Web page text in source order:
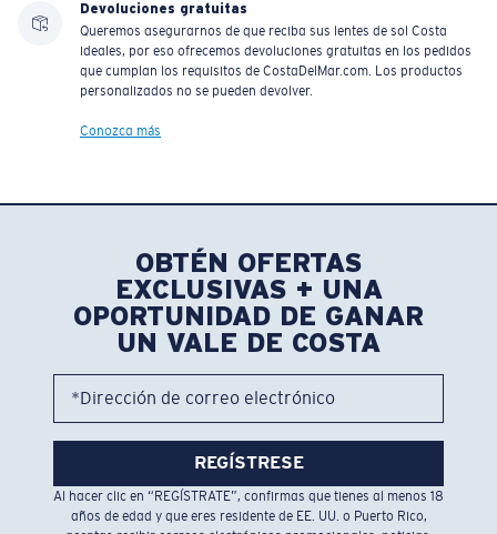
Devoluciones gratuitas
Queremos asegurarnos de que reciba sus lentes de sol Costa
ideales, por eso ofrecemos devoluciones gratuitas en los pedidos
que cumplan los requisitos de CostaDelMar.com. Los productos
personalizados no se pueden devolver.
Conozca más
OBTÉN OFERTAS
EXCLUSIVAS + UNA
OPORTUNIDAD DE GANAR
UN VALE DE COSTA
*Dirección de correo electrónico
REGÍSTRESE
Al hacer clic en “REGÍSTRATE”, confirmas que tienes al menos 18
años de edad y que eres residente de EE. UU. o Puerto Rico,